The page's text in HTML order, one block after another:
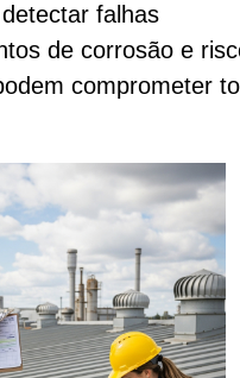
falhas
de corrosão e
comprometer